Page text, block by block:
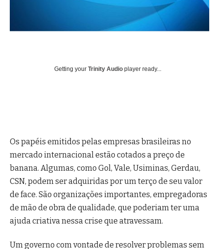
Getting your Trinity Audio player ready...
Os papéis emitidos pelas empresas brasileiras no
mercado internacional estão cotados a preço de
banana. Algumas, como Gol, Vale, Usiminas, Gerdau,
CSN, podem ser adquiridas por um terço de seu valor
de face. São organizações importantes, empregadoras
de mão de obra de qualidade, que poderiam ter uma
ajuda criativa nessa crise que atravessam.
Um governo com vontade de resolver problemas sem